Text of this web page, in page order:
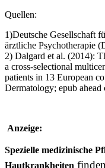
Quellen:
1)Deutsche Gesellschaft
ärztliche Psychotherapie
2) Dalgard et al. (2014):
a cross-selectional
patients in 13 European
Dermatology; epub ahead
Anzeige:
Spezielle medizinische
Hautkrankheiten